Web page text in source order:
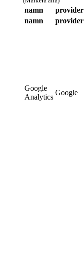
namn provider
namn
provider
Google
Analytics
Google